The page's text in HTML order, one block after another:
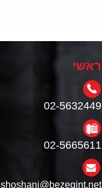
ראשי
02-5632449
02-5665611
shoshani@bezeqint.net